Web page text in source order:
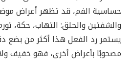
حساسية الفم، قد تظهر أعراض
والشفتين والحلق: التهاب، حكة،
يستمر رد الفعل هذا أكثر من بضع
مصحوبًا بأعراض أخرى، فهو خفيف